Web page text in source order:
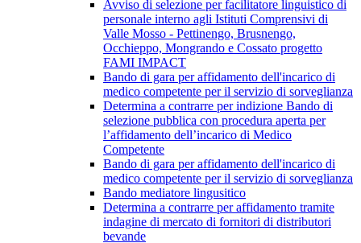
Avviso di selezione per facilitatore linguistico di
personale interno agli Istituti Comprensivi di
Valle Mosso - Pettinengo, Brusnengo,
Occhieppo, Mongrando e Cossato progetto
FAMI IMPACT
Bando di gara per affidamento dell'incarico di
medico competente per il servizio di sorveglianza
Determina a contrarre per indizione Bando di
selezione pubblica con procedura aperta per
l’affidamento dell’incarico di Medico
Competente
Bando di gara per affidamento dell'incarico di
medico competente per il servizio di sorveglianza
Bando mediatore lingusitico
Determina a contrarre per affidamento tramite
indagine di mercato di fornitori di distributori
bevande